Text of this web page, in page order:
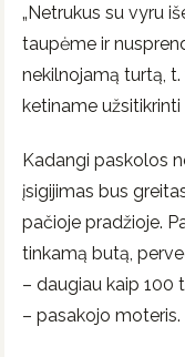
„Netrukus su vyru
taupėme ir
nekilnojamą turtą,
ketiname
Kadangi paskolos
įsigijimas bus
pačioje pradžioje.
tinkamą butą,
– daugiau kaip 100
– pasakojo moteris.